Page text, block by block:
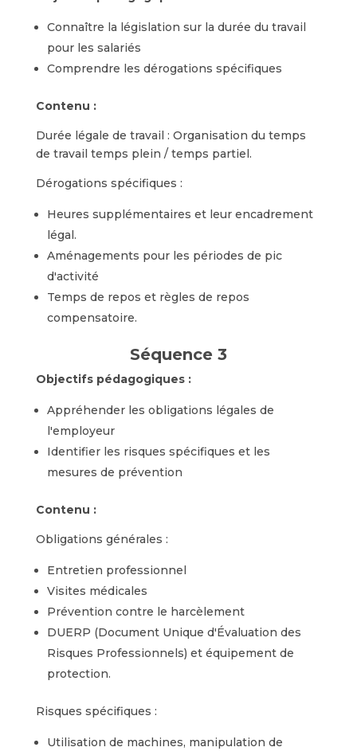
Connaître la législation sur la durée du travail
pour les salariés
Comprendre les dérogations spécifiques
Contenu :
Durée légale de travail : Organisation du temps
de travail temps plein / temps partiel.
Dérogations spécifiques :
Heures supplémentaires et leur encadrement
légal.
Aménagements pour les périodes de pic
d'activité
Temps de repos et règles de repos
compensatoire.
Séquence 3
Objectifs pédagogiques :
Appréhender les obligations légales de
l'employeur
Identifier les risques spécifiques et les
mesures de prévention
Contenu :
Obligations générales :
Entretien professionnel
Visites médicales
Prévention contre le harcèlement
DUERP (Document Unique d'Évaluation des
Risques Professionnels) et équipement de
protection.
Risques spécifiques :
Utilisation de machines, manipulation de